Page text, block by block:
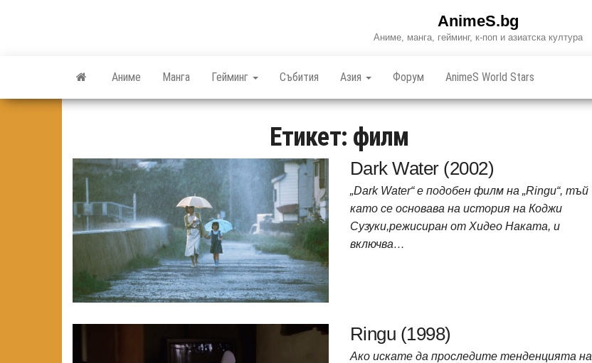
AnimeS.bg
Аниме, манга, гейминг, к-поп и азиатска култура
Аниме Манга Гейминг Събития Азия Форум AnimeS World Stars
Етикет: филм
Dark Water (2002)
„Dark Water“ е подобен филм на „Ringu“, тъй
като се основава на история на Коджи
Сузуки,режисиран от Хидео Наката, и
включва…
Ringu (1998)
Ако искате да проследите тенденцията на